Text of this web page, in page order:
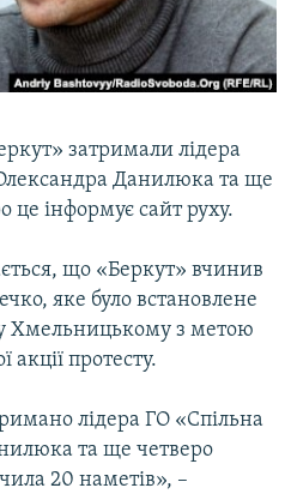
затримали лідера
Данилюка та ще
це інформує сайт руху.
що «Беркут» вчинив
яке було встановлене
Хмельницькому з метою
акції протесту.
лідера ГО «Спільна
та ще четверо
20 наметів», –